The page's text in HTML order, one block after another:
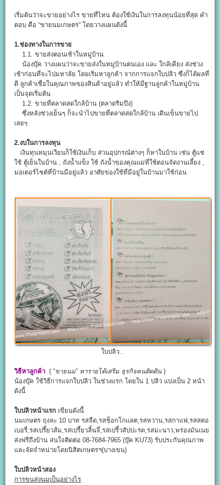
เริ่มต้นว่าจะขายอย่างไร ขายที่ไหน ต้องใช้เงินในการลงทุนน้อยที่สุด คำ
ตอบ คือ “ขายนมเกษตร” โดยวางแผนดังนี้
1.ช่องทางในการขาย
1.1. ขายส่งตอนเช้าในหมู่บ้าน
น้องบุ๊ค วางแผนว่าจะขายส่งในหมู่บ้านตนเอง และ ใกล้เคียง ส่งช่วง
เช้าก่อนที่จะไปมหาลัย โดยเริ่มหาลูกค้า จากการแจกใบปลิว ซึ่งก็ได้ผลที่
ดี ลูกค้าเชื่อในคุณภาพของสินค้าอยู่แล้ว ทำให้มีฐานลูกค้าในหมู่บ้าน
เป็นจุดเริ่มต้น
1.2. ขายที่ตลาดสดใกล้บ้าน (ตลาดริมบึง)
ซึ่งหลังช่วงเย็นๆ ก็จะนำไปขายที่ตลาดสดใกล้บ้าน เดินเข็นขายไป
เลยๆ
2.งบในการลงทุน
เงินทุนหมุนเวียนก็ใช้เงินเก็บ ส่วนอุปกรณ์ต่างๆ ก็หาในบ้าน เช่น ตู้แช่
ใช้ ตู้เย็นในบ้าน , ถังน้ำแข็ง ใช้ ถังน้ำของคุณแม่ที่ใช้ตอนจัดงานเลี้ยง ,
มอเตอร์ไซต์ที่บ้านมีอยู่แล้ว อาศัยของใช้ที่มีอยู่ในบ้านมาใช้ก่อน
ใบปลิว..
วิธีหาลูกค้า ( “ขายนม” หารายได้เสริม ธุรกิจคนติดดิน )
น้องบุ๊ค ใช้วิธีการแจกใบปลิว ในช่วงแรก โดยใน 1 ปลิว แบ่งเป็น 2 หน้า
ดังนี้
ใบปลิวหน้าแรก เขียนดังนี้
นมเกษตร ถุงละ 10 บาท รสจืด,รสช็อกโกแลต,รสหวาน,รสกาแฟ,รสสตอ
เบอรี่,รสเปรี้ยวส้ม,รสเปรี้ยวลิ้นจี่,รสเปรี้วสัปปะรด,รสมะนาว,พร่องมันเนย
ส่งฟรีถึงบ้าน สนใจติดต่อ 08-7684-7965 (บุ๊ค KU73) รับประกันคุณภาพ
และจัดจำหน่ายโดยนิสิตเกษตรฯ(บางเขน)
ใบปลิวหน้าสอง
การขนส่งนมเป็นอย่างไร